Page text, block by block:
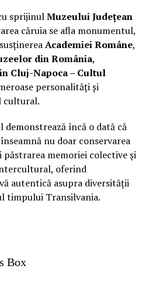
sprijinulMuzeului Județean
căruia se afla monumentul,
Academiei Române,
din România,
Cluj-Napoca – Cultul
personalități și
cultural.
încă o dată că
nu doar conservarea
memoriei colective și
oferind
autentică asupra diversității
timpului Transilvania.
Box